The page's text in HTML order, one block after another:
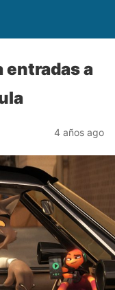
entradas a
4 años ago